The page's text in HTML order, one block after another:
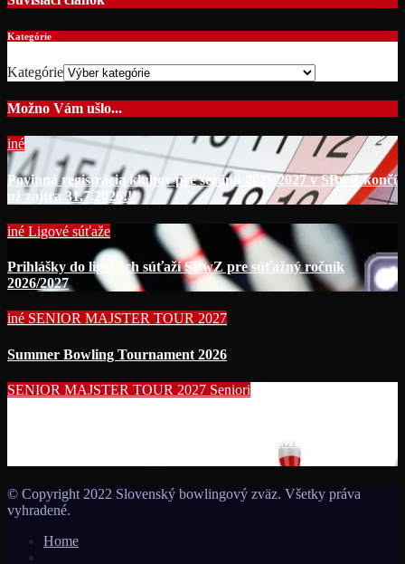
Kategórie
Kategórie
Možno Vám ušlo...
iné
Povinná registrácia klubov pre sezónu 2026/2027 v SBwZ končí
už zajtra 31.7.2026!!!
iné Ligové súťaže
Prihlášky do ligových súťaží SBwZ pre súťažný ročník
2026/2027
iné SENIOR MAJSTER TOUR 2027
Summer Bowling Tournament 2026
SENIOR MAJSTER TOUR 2027 Seniori
MS seniorov 2027 v Thajsku turnajom SUMMER BOWLING
© Copyright 2022 Slovenský bowlingový zväz. Všetky práva
vyhradené.
Home